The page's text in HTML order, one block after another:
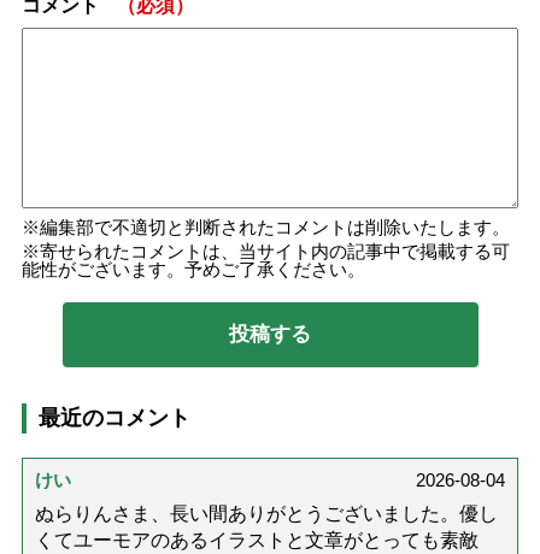
コメント （必須）
編集部で不適切と判断されたコメントは削除いたします。
寄せられたコメントは、当サイト内の記事中で掲載する可
能性がございます。予めご了承ください。
最近のコメント
けい
2026-08-04
ぬらりんさま、長い間ありがとうございました。優し
くてユーモアのあるイラストと文章がとっても素敵